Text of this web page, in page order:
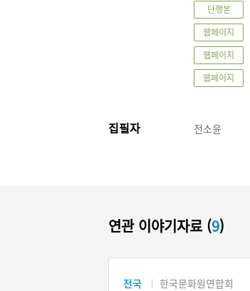
단행본
웹페이지
웹페이지
웹페이지
집필자 전소윤
연관 이야기자료 (9)
전국 한국문화원연합회